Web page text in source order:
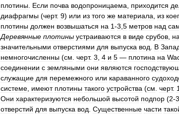
плотины. Если почва водопроницаема, приходится
диафрагмы (черт. 9) или из того же материала, из
плотины должен возвышаться на 1-3,5 метров над
Деревянные плотины устраиваются в виде срубов,
значительными отверстиями для выпуска вод. В
немногочисленны (см. черт. 3, 4 и 5 — плотина на
соединении с земляными они являются
служащие для перемежного или караванного
системе, имеют плотины такого устройства (см. черт.
Они характеризуются небольшой высотой подпор (2-3
отверстий для выпуска вод. Существенные части